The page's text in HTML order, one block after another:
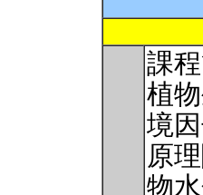
課程
植
境
原
物